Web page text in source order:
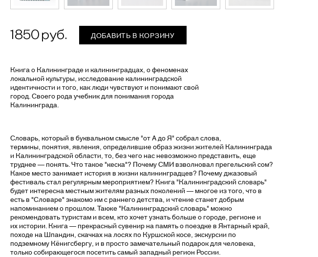
1850 ДОБАВИТЬ В КОРЗИНУ
Книга о Калининграде и калининградцах, о феноменах
локальной культуры, исследование калининградской
идентичности и того, как люди чувствуют и понимают свой
город. Своего рода учебник для понимания города
Калининграда.
Словарь, который в буквальном смысле "от А до Я" собрал слова,
термины, понятия, явления, определившие образ жизни жителей Калининграда
и Калининградской области, то, без чего нас невозможно представить, еще
труднее — понять. Что такое "кеска"? Почему СМИ взволновал прегельский сом?
Какое место занимает история в жизни калининградцев? Почему джазовый
фестиваль стал регулярным мероприятием? Книга "Калининградский словарь"
будет интересна местным жителям разных поколений — многое из того, что в
есть в "Словаре" знакомо им с раннего детства, и чтение станет добрым
напоминанием о прошлом. Также "Калининградский словарь" можно
рекомендовать туристам и всем, кто хочет узнать больше о городе, регионе и
их истории. Книга — прекрасный сувенир на память о поездке в Янтарный край,
походе на Шпандин, скачках на лосях по Куршской косе, экскурсии по
подземному Кёнигсбергу, и в просто замечательный подарок для человека,
только собирающегося посетить самый западный регион России.